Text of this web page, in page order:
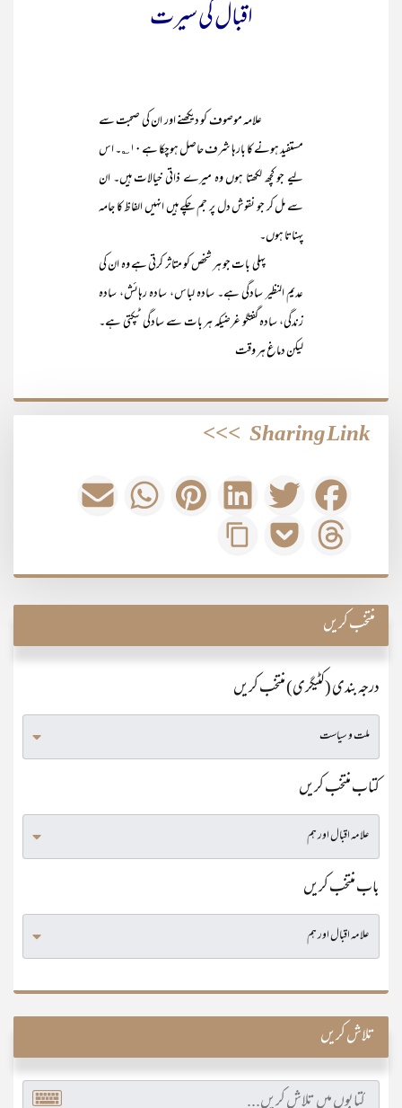
اقبال کی سیرت
علامہ موصوف کو دیکھنے اور ان کی صحبت سے
مستفید ہونے کا بارہا شرف حاصل ہوچکا ہے ۱۰؎۔ اس
لیے جو کچھ لکھتا ہوں وہ میرے ذاتی خیالات ہیں۔ ان
سے مل کر جو نقوش دل پر جم چکے ہیں انہیں الفاظ کا جامہ
پہناتا ہوں۔
پہلی بات جو ہر شخص کو متاثر کرتی ہے وہ ان کی
عدیم النظیر سادگی ہے۔ سادہ لباس، سادہ رہائش، سادہ
زندگی، سادہ گفتگو غرضیکہ ہر بات سے سادگی ٹپکتی ہے۔
لیکن دماغ ہر وقت
Sharing Link
>>>
منتخب کریں
درجہ بندی (کٹیگری) منتخب کریں
کتاب منتخب کریں
باب منتخب کریں
تلاش کریں